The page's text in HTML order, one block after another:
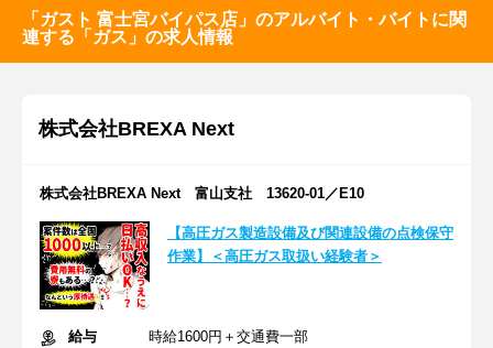
「ガスト 富士宮バイパス店」のアルバイト・バイトに関
連する「ガス」の求人情報
株式会社BREXA Next
株式会社BREXA Next 富山支社 13620-01／E10
【高圧ガス製造設備及び関連設備の点検保守
作業】＜高圧ガス取扱い経験者＞
給与
時給1600円＋交通費一部